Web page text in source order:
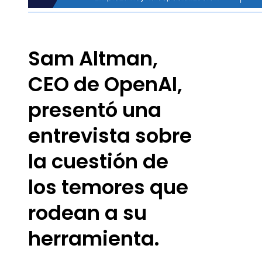
Sam Altman,
CEO de OpenAI,
presentó una
entrevista sobre
la cuestión de
los temores que
rodean a su
herramienta.